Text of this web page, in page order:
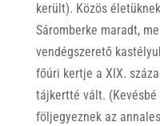
került). Közös
Sáromberke maradt,
vendégszerető
főúri kertje a XIX.
tájkertté vált.
följegyeznek az